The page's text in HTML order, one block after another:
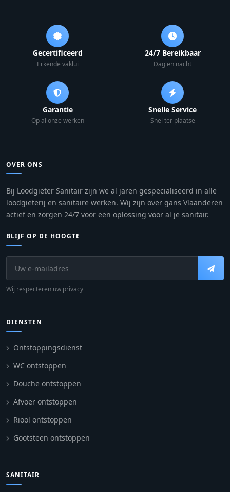
Gecertificeerd
Erkende vaklui
24/7 Bereikbaar
Dag en nacht
Garantie
Op al onze werken
Snelle Service
Snel ter plaatse
OVER ONS
Bij Loodgieter Sanitair zijn we al jaren gespecialiseerd in alle
loodgieterij en sanitaire werken. Wij zijn over gans Vlaanderen
actief en zorgen 24/7 voor een oplossing voor al je sanitair.
BLIJF OP DE HOOGTE
Wij respecteren uw privacy
DIENSTEN
Ontstoppingsdienst
WC ontstoppen
Douche ontstoppen
Afvoer ontstoppen
Riool ontstoppen
Gootsteen ontstoppen
SANITAIR